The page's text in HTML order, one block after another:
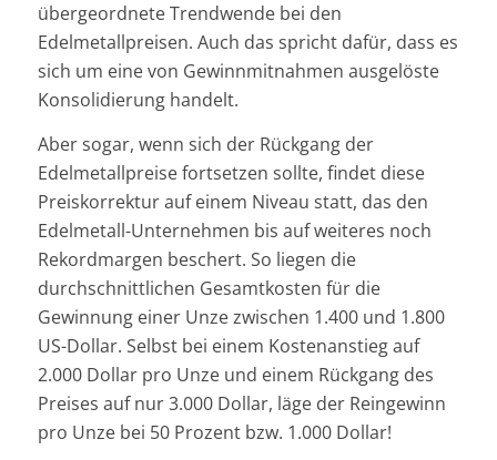
übergeordnete Trendwende bei den
Edelmetallpreisen. Auch das spricht dafür, dass es
sich um eine von Gewinnmitnahmen ausgelöste
Konsolidierung handelt.
Aber sogar, wenn sich der Rückgang der
Edelmetallpreise fortsetzen sollte, findet diese
Preiskorrektur auf einem Niveau statt, das den
Edelmetall-Unternehmen bis auf weiteres noch
Rekordmargen beschert. So liegen die
durchschnittlichen Gesamtkosten für die
Gewinnung einer Unze zwischen 1.400 und 1.800
US-Dollar. Selbst bei einem Kostenanstieg auf
2.000 Dollar pro Unze und einem Rückgang des
Preises auf nur 3.000 Dollar, läge der Reingewinn
pro Unze bei 50 Prozent bzw. 1.000 Dollar!